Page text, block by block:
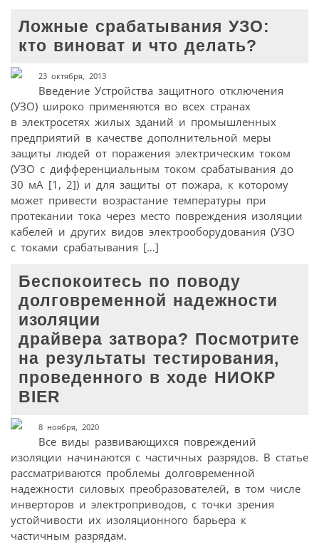
Ложные срабатывания УЗО:
кто виноват и что делать?
23 октября, 2013
Введение Устройства защитного отключения
(УЗО) широко применяются во всех странах
в электросетях жилых зданий и промышленных
предприятий в качестве дополнительной меры
защиты людей от поражения электрическим током
(УЗО с дифференциальным током срабатывания до
30 мА [1, 2]) и для защиты от пожара, к которому
может привести возрастание температуры при
протекании тока через место повреждения изоляции
кабелей и других видов электрооборудования (УЗО
с токами срабатывания […]
Беспокоитесь по поводу
долговременной надежности
изоляции
драйвера затвора? Посмотрите
на результаты тестирования,
проведенного в ходе НИОКР
BIER
8 ноября, 2020
Все виды развивающихся повреждений
изоляции начинаются с частичных разрядов. В статье
рассматриваются проблемы долговременной
надежности силовых преобразователей, в том числе
инверторов и электроприводов, с точки зрения
устойчивости их изоляционного барьера к
частичным разрядам.